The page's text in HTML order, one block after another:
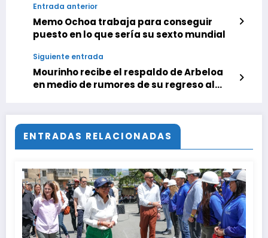
Entrada anterior
Memo Ochoa trabaja para conseguir
puesto en lo que sería su sexto mundial
Siguiente entrada
Mourinho recibe el respaldo de Arbeloa
en medio de rumores de su regreso al
ENTRADAS RELACIONADAS